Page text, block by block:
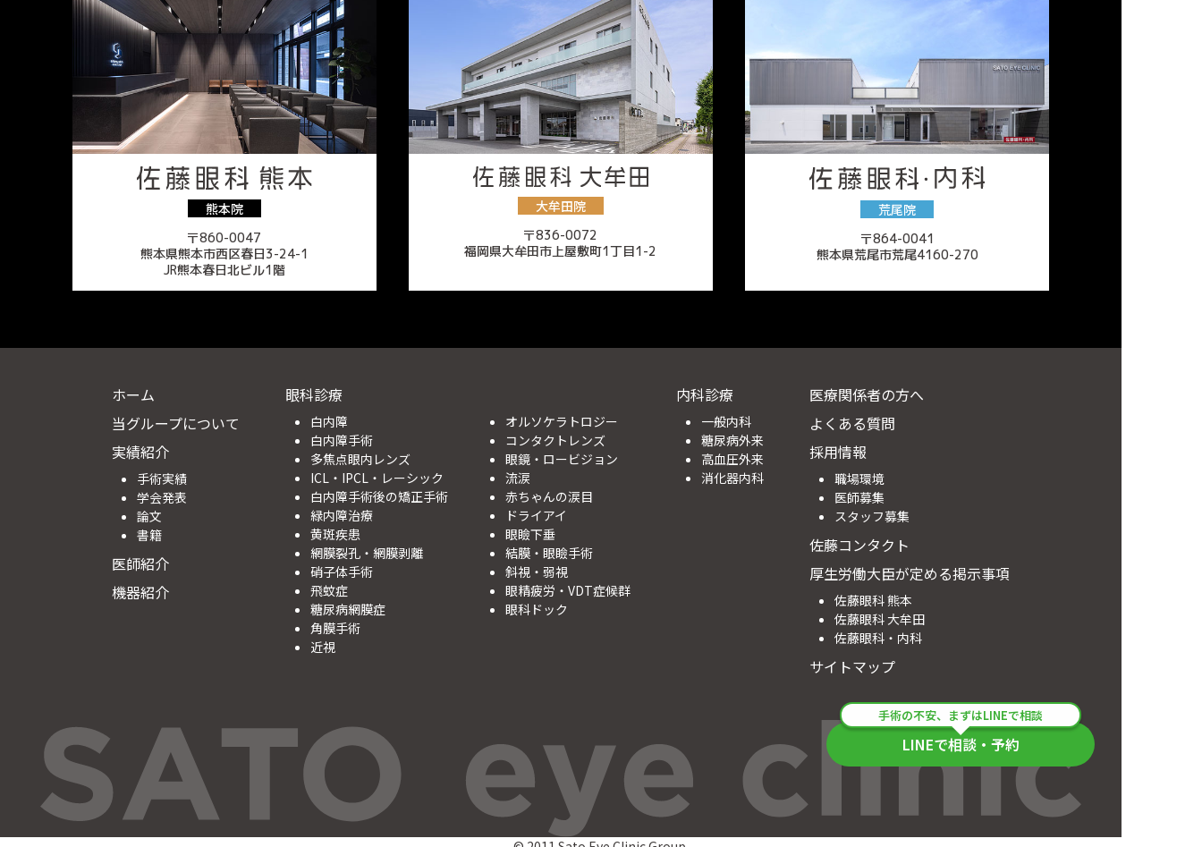
熊本院
〒860-0047
熊本県熊本市西区春日3-24-1
JR熊本春日北ビル1階
大牟田院
〒836-0072
福岡県大牟田市上屋敷町1丁目1-2
荒尾院
〒864-0041
熊本県荒尾市荒尾4160-270
ホーム
当グループについて
実績紹介
手術実績
学会発表
論文
書籍
医師紹介
機器紹介
眼科診療
白内障
白内障手術
多焦点眼内レンズ
ICL・IPCL・レーシック
白内障手術後の矯正手術
緑内障治療
黄斑疾患
網膜裂孔・網膜剥離
硝子体手術
飛蚊症
糖尿病網膜症
角膜手術
近視
オルソケラトロジー
コンタクトレンズ
眼鏡・ロービジョン
流涙
赤ちゃんの涙目
ドライアイ
眼瞼下垂
結膜・眼瞼手術
斜視・弱視
眼精疲労・VDT症候群
眼科ドック
内科診療
一般内科
糖尿病外来
高血圧外来
消化器内科
医療関係者の方へ
よくある質問
採用情報
職場環境
医師募集
スタッフ募集
佐藤コンタクト
厚生労働大臣が定める掲示事項
佐藤眼科 熊本
佐藤眼科 大牟田
佐藤眼科・内科
サイトマップ
手術の不安、まずはLINEで相談
LINEで相談・予約